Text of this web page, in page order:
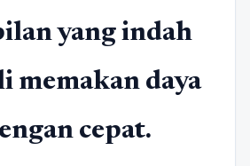
yang indah
memakan daya
cepat.